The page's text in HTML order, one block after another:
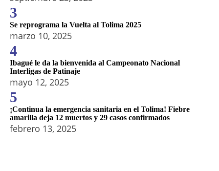
3
Se reprograma la Vuelta al Tolima 2025
marzo 10, 2025
4
Ibagué le da la bienvenida al Campeonato Nacional
Interligas de Patinaje
mayo 12, 2025
5
¡Continua la emergencia sanitaria en el Tolima! Fiebre
amarilla deja 12 muertos y 29 casos confirmados
febrero 13, 2025